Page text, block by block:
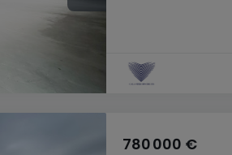
780 000 €